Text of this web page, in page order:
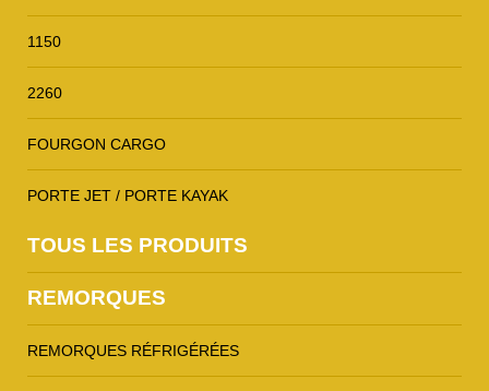
1150
2260
FOURGON CARGO
PORTE JET / PORTE KAYAK
TOUS LES PRODUITS
REMORQUES
REMORQUES RÉFRIGÉRÉES